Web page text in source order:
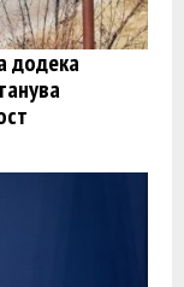
додека